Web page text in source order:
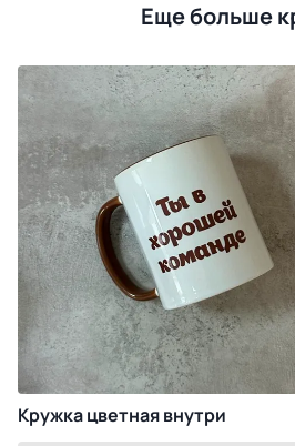
Еще больше
Кружка цветная внутри